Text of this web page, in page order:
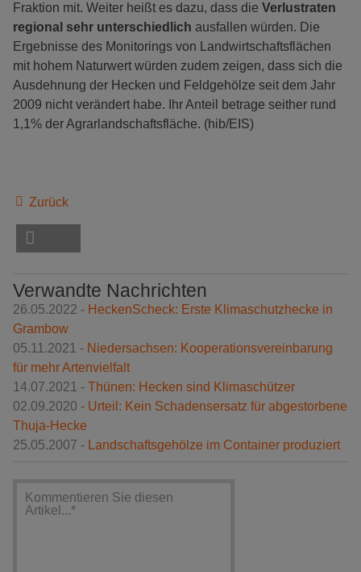
Fraktion mit. Weiter heißt es dazu, dass die Verlustraten
regional sehr unterschiedlich ausfallen würden. Die
Ergebnisse des Monitorings von Landwirtschaftsflächen
mit hohem Naturwert würden zudem zeigen, dass sich die
Ausdehnung der Hecken und Feldgehölze seit dem Jahr
2009 nicht verändert habe. Ihr Anteil betrage seither rund
1,1% der Agrarlandschaftsfläche. (hib/EIS)
Zurück
Verwandte Nachrichten
26.05.2022 - HeckenScheck: Erste Klimaschutzhecke in
Grambow
05.11.2021 - Niedersachsen: Kooperationsvereinbarung
für mehr Artenvielfalt
14.07.2021 - Thünen: Hecken sind Klimaschützer
02.09.2020 - Urteil: Kein Schadensersatz für abgestorbene
Thuja-Hecke
25.05.2007 - Landschaftsgehölze im Container produziert